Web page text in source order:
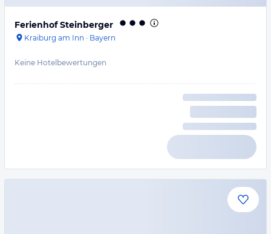
Ferienhof Steinberger
Kraiburg am Inn · Bayern
Keine Hotelbewertungen